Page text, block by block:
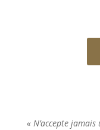
« N’accepte